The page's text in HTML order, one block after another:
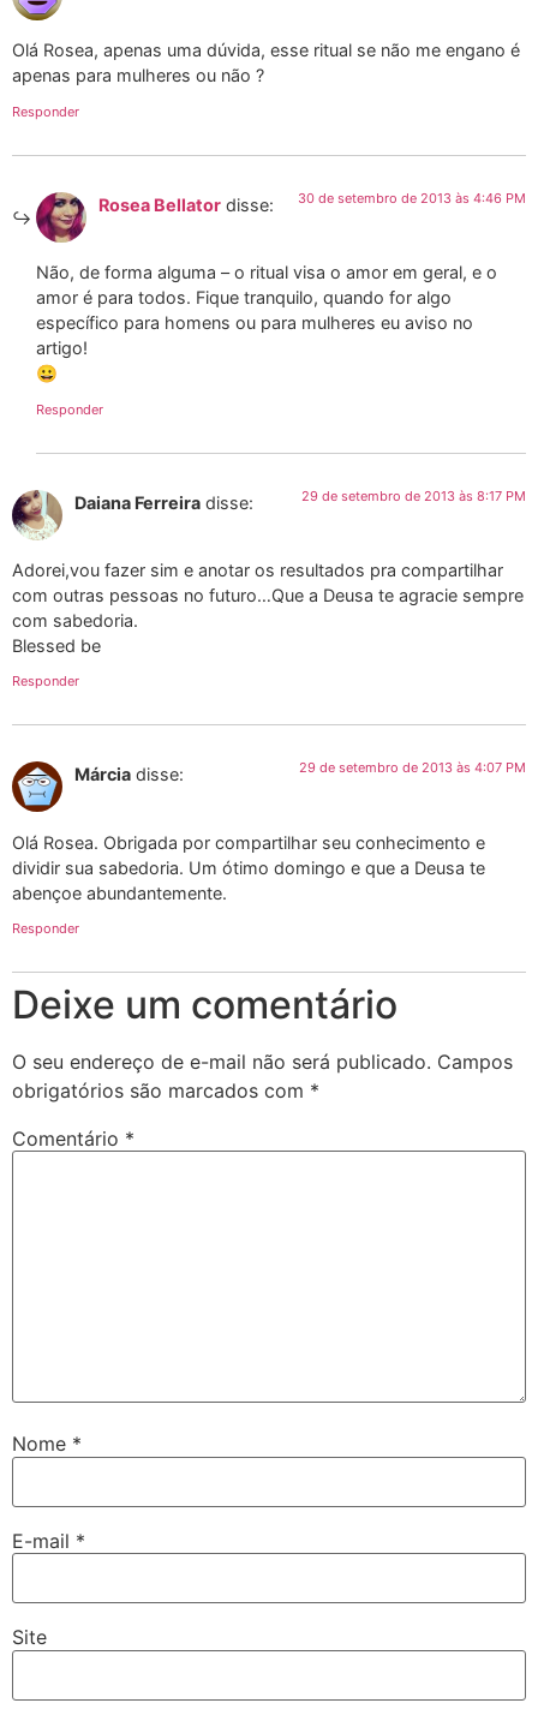
Olá Rosea, apenas uma dúvida, esse ritual se não me engano é
apenas para mulheres ou não ?
Responder
Rosea Bellator disse: 30 de setembro de 2013 às 4:46 PM
Não, de forma alguma – o ritual visa o amor em geral, e o
amor é para todos. Fique tranquilo, quando for algo
específico para homens ou para mulheres eu aviso no
artigo!
😀
Responder
Daiana Ferreira disse: 29 de setembro de 2013 às 8:17 PM
Adorei,vou fazer sim e anotar os resultados pra compartilhar
com outras pessoas no futuro…Que a Deusa te agracie sempre
com sabedoria.
Blessed be
Responder
Márcia disse: 29 de setembro de 2013 às 4:07 PM
Olá Rosea. Obrigada por compartilhar seu conhecimento e
dividir sua sabedoria. Um ótimo domingo e que a Deusa te
abençoe abundantemente.
Responder
Deixe um comentário
O seu endereço de e-mail não será publicado. Campos
obrigatórios são marcados com *
Comentário *
Nome *
E-mail *
Site